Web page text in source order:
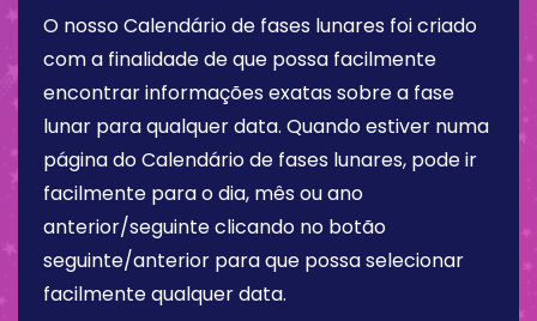
O nosso Calendário de fases lunares foi criado
com a finalidade de que possa facilmente
encontrar informações exatas sobre a fase
lunar para qualquer data. Quando estiver numa
página do Calendário de fases lunares, pode ir
facilmente para o dia, mês ou ano
anterior/seguinte clicando no botão
seguinte/anterior para que possa selecionar
facilmente qualquer data.